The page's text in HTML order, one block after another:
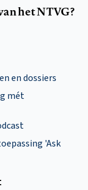
het NTVG?
en dossiers
mét
'Ask